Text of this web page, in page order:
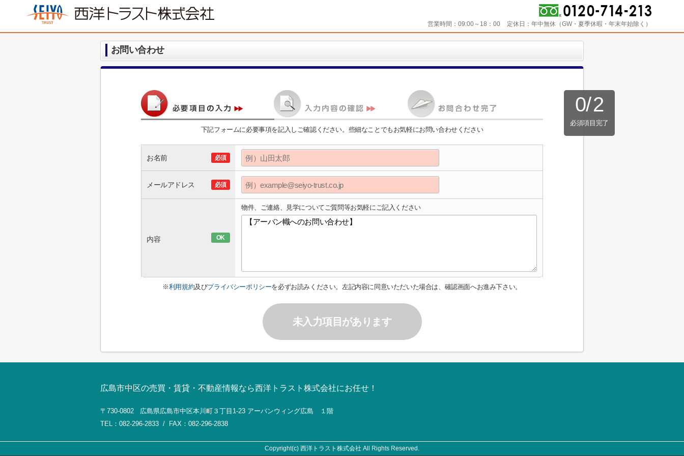
営業時間： 09:00～18：00 定休日： 年中無休（GW・夏季休暇・年末年始除く）
お問い合わせ
0/2
必須項目完了
下記フォームに必要事項を記入しご確認ください。些細なことでもお気軽にお問い合わせください
お名前 必須
メールアドレス 必須
内容 OK
物件、ご連絡、見学についてご質問等お気軽にご記入ください
※利用規約及びプライバシーポリシーを必ずお読みください。左記内容に同意いただいた場合は、確認画面へお進み下さい。
未入力項目があります
広島市中区の売買・賃貸・不動産情報なら西洋トラスト株式会社にお任せ！
〒730-0802 広島県広島市中区本川町３丁目1-23 アーバンウィング広島 １階
TEL：082-296-2833 / FAX：082-296-2838
Copyright(c) 西洋トラスト株式会社 All Rights Reserved.